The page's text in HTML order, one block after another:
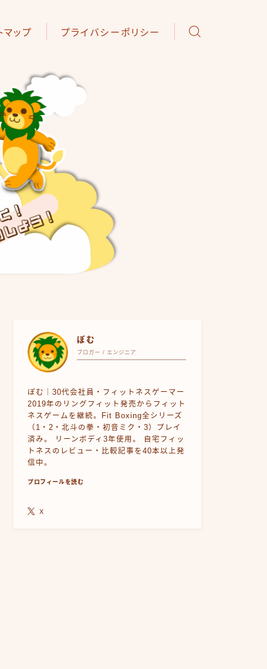
マップ プライバシーポリシー
ぽむ
ブロガー / エンジニア
ぽむ｜30代会社員・フィットネスゲーマー
2019年のリングフィット発売からフィット
ネスゲームを継続。Fit Boxing全シリーズ
（1・2・北斗の拳・初音ミク・3）プレイ
済み。 リーンボディ3年使用。 自宅フィッ
トネスのレビュー・比較記事を40本以上発
信中。
プロフィールを読む
X